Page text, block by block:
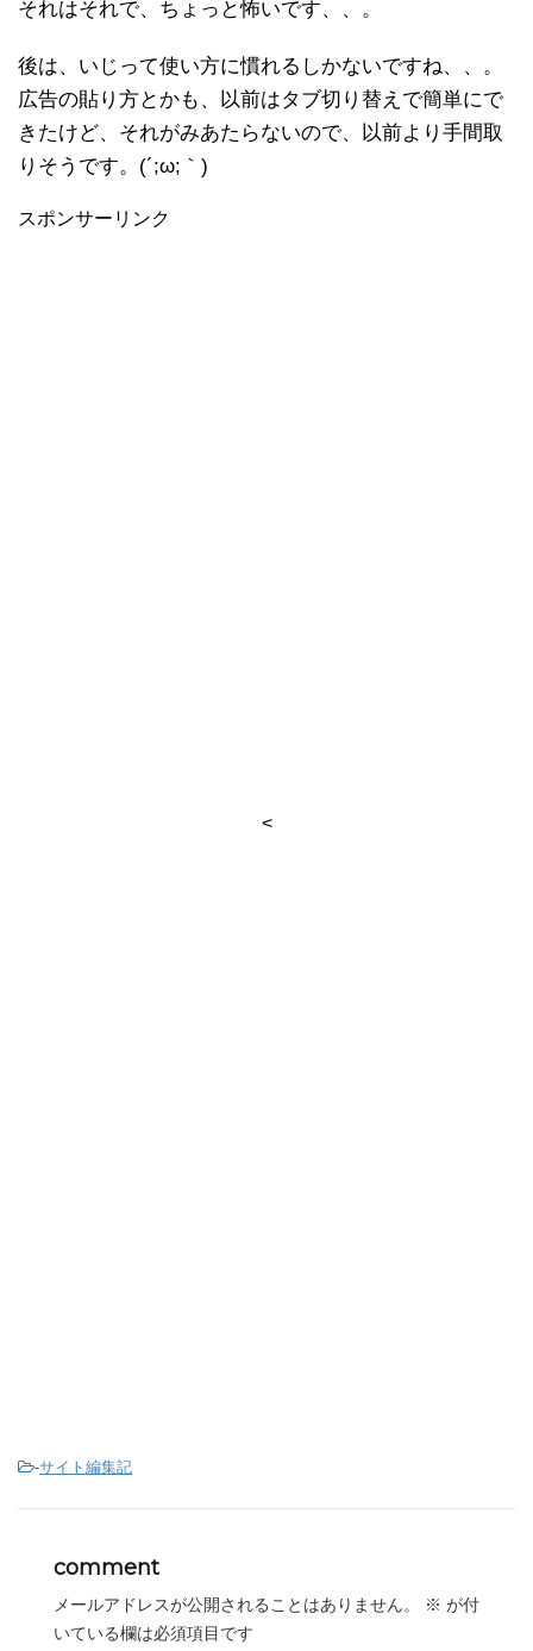
それはそれで、ちょっと怖いです、、。
後は、いじって使い方に慣れるしかないですね、、。
広告の貼り方とかも、以前はタブ切り替えで簡単にで
きたけど、それがみあたらないので、以前より手間取
りそうです。(´;ω;｀)
スポンサーリンク
<
-サイト編集記
comment
メールアドレスが公開されることはありません。 ※ が付
いている欄は必須項目です